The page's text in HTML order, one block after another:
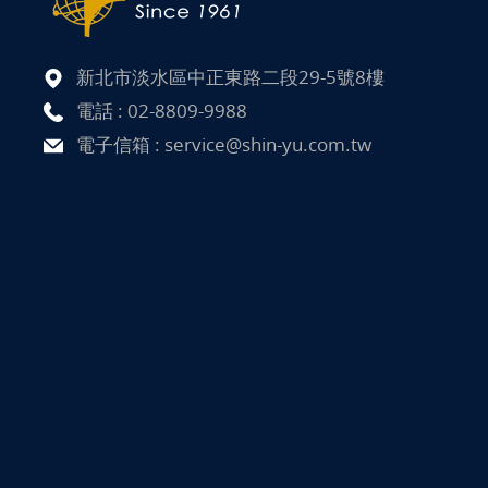
新北市淡水區中正東路二段29-5號8樓
電話 : 02-8809-9988
電子信箱 : service@shin-yu.com.tw